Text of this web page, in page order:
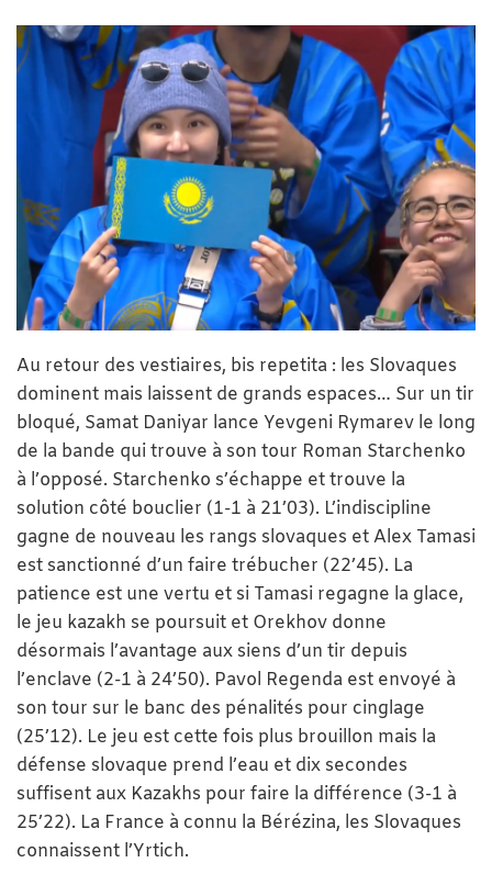
Au retour des vestiaires, bis repetita : les Slovaques
dominent mais laissent de grands espaces… Sur un tir
bloqué, Samat Daniyar lance Yevgeni Rymarev le long
de la bande qui trouve à son tour Roman Starchenko
à l’opposé. Starchenko s’échappe et trouve la
solution côté bouclier (1-1 à 21’03). L’indiscipline
gagne de nouveau les rangs slovaques et Alex Tamasi
est sanctionné d’un faire trébucher (22’45). La
patience est une vertu et si Tamasi regagne la glace,
le jeu kazakh se poursuit et Orekhov donne
désormais l’avantage aux siens d’un tir depuis
l’enclave (2-1 à 24’50). Pavol Regenda est envoyé à
son tour sur le banc des pénalités pour cinglage
(25’12). Le jeu est cette fois plus brouillon mais la
défense slovaque prend l’eau et dix secondes
suffisent aux Kazakhs pour faire la différence (3-1 à
25’22). La France à connu la Bérézina, les Slovaques
connaissent l’Yrtich.